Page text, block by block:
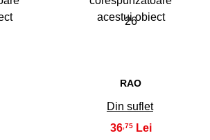
26
RAO
Din suflet
36,75